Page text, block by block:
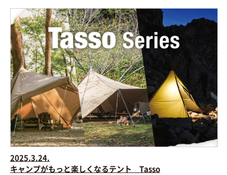
2025.3.24.
キャンプがもっと楽しくなるテント Tasso